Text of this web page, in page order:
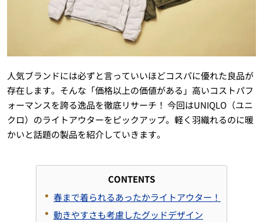
人気ブランドには必ずと言っていいほどコスパに優れた良品が
存在します。そんな「価格以上の価値がある」高いコストパフ
ォーマンスを誇る逸品を徹底リサーチ！ 今回はUNIQLO（ユニ
クロ）のライトアウターをピックアップ。軽く羽織れるのに暖
かいと話題の製品を紹介していきます。
CONTENTS
春まで着られるあったかライトアウター！
動きやすさも考慮したグッドデザイン